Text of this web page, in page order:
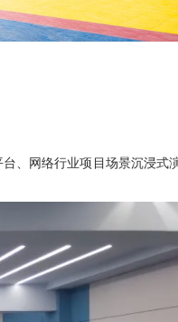
、网络行业项目场景沉浸式